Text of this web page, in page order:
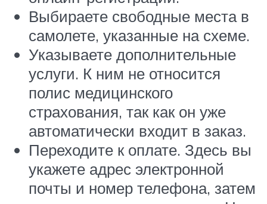
Выбираете свободные места в
самолете, указанные на схеме.
Указываете дополнительные
услуги. К ним не относится
полис медицинского
страхования, так как он уже
автоматически входит в заказ.
Переходите к оплате. Здесь вы
укажете адрес электронной
почты и номер телефона, затем